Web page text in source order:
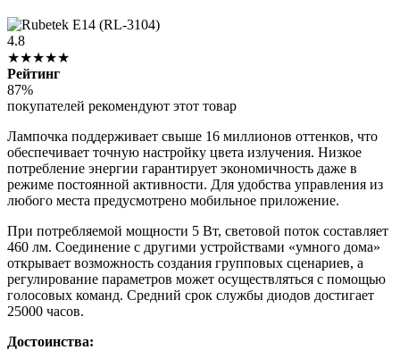
4.8
★★★★★
Рейтинг
87%
покупателей рекомендуют этот товар
Лампочка поддерживает свыше 16 миллионов оттенков, что
обеспечивает точную настройку цвета излучения. Низкое
потребление энергии гарантирует экономичность даже в
режиме постоянной активности. Для удобства управления из
любого места предусмотрено мобильное приложение.
При потребляемой мощности 5 Вт, световой поток составляет
460 лм. Соединение с другими устройствами «умного дома»
открывает возможность создания групповых сценариев, а
регулирование параметров может осуществляться с помощью
голосовых команд. Средний срок службы диодов достигает
25000 часов.
Достоинства: